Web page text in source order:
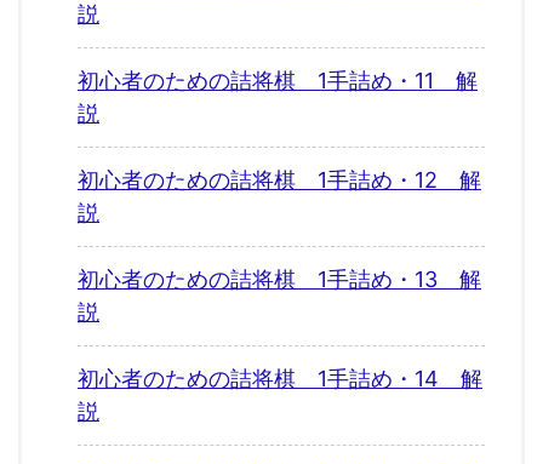
説
初心者のための詰将棋 1手詰め・11 解
説
初心者のための詰将棋 1手詰め・12 解
説
初心者のための詰将棋 1手詰め・13 解
説
初心者のための詰将棋 1手詰め・14 解
説